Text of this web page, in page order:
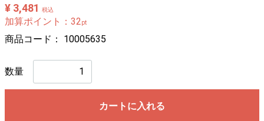
¥ 3,481 税込
加算ポイント： 32pt
商品コード： 10005635
数量
カートに入れる
その他
美容と健康グッズ